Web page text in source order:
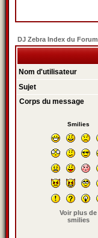
DJ Zebra Index du Forum
Nom d'utilisateur
Sujet
Corps du message
Smilies
Voir plus de
smilies